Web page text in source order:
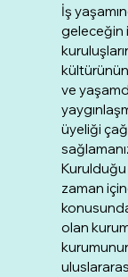
İş
geleceğin
ve
üyeliği
Kurulduğu
zaman
olan